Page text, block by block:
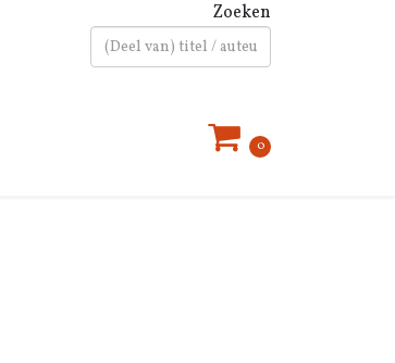
Zoeken
0